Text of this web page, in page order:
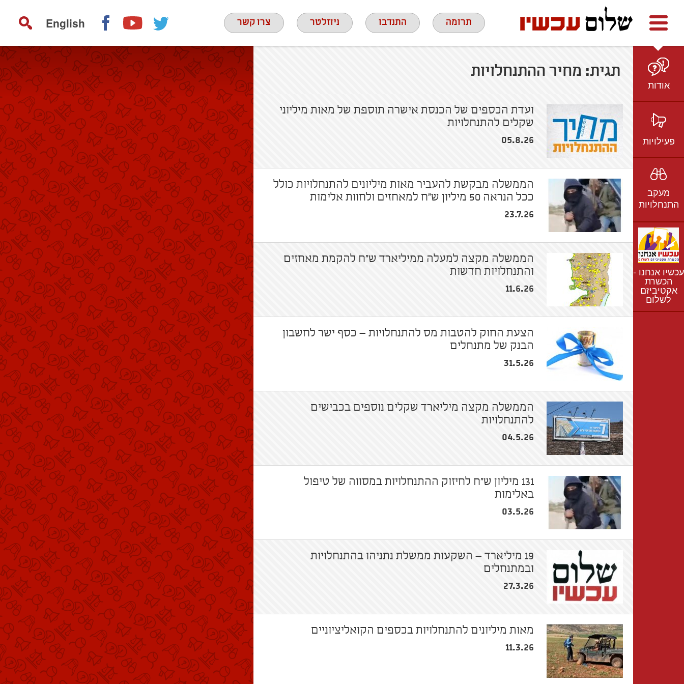
תרומה התנדבו ניוזלטר צרו קשר English Facebookyoutube twitter
אודות
הצוות
חזון ועמדות
אמיל גרינצווייג
שקיפות
פעילויות
ברשת
בתקשורת
וידאו
מעקב
התנחלויות
נתונים
חדשות
נושאים
רשימת התנחלויות
מפת התנחלויות
עכשיו אנחנו -
הכשרת
אקטיביזם
לשלום
תגית: מחיר ההתנחלויות
ועדת הכספים של הכנסת אישרה תוספת של מאות מיליוני
שקלים להתנחלויות
05.8.26
הממשלה מבקשת להעביר מאות מיליונים להתנחלויות כולל
ככל הנראה 50 מיליון ש"ח למאחזים ולחוות אלימות
23.7.26
הממשלה מקצה למעלה ממיליארד ש"ח להקמת מאחזים
והתנחלויות חדשות
11.6.26
הצעת החוק להטבות מס להתנחלויות – כסף ישר לחשבון
הבנק של מתנחלים
31.5.26
הממשלה מקצה מיליארד שקלים נוספים בכבישים
להתנחלויות
04.5.26
131 מיליון ש"ח לחיזוק ההתנחלויות במסווה של טיפול
באלימות
03.5.26
19 מיליארד – השקעות ממשלת נתניהו בהתנחלויות
ובמתנחלים
27.3.26
מאות מיליונים להתנחלויות בכספים הקואליציוניים
11.3.26